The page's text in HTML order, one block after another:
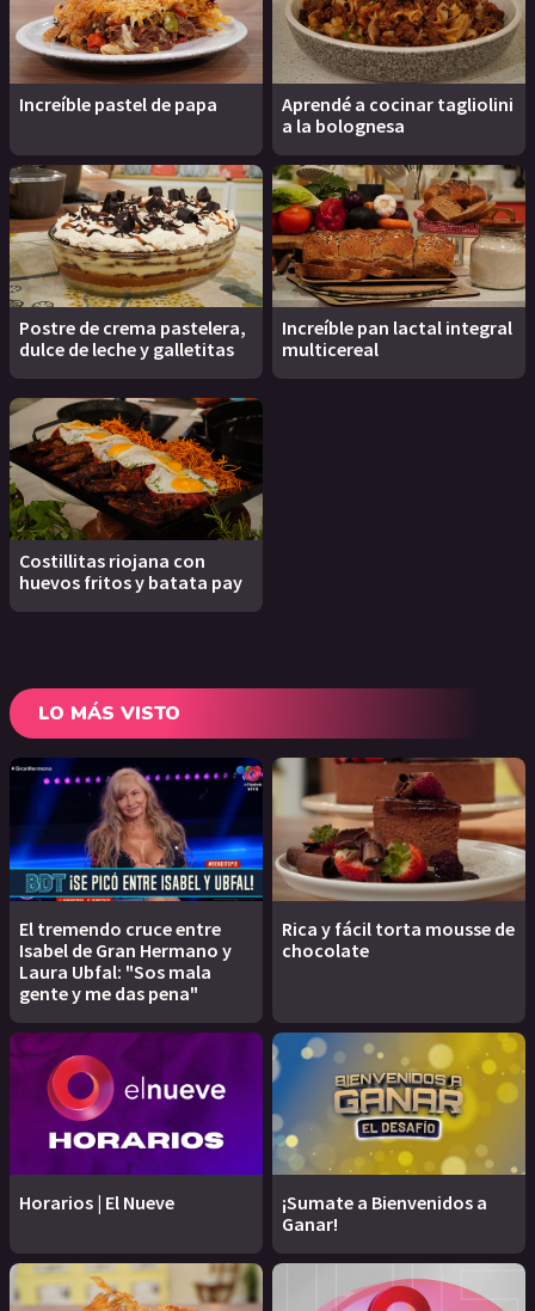
Increíble pastel de papa
Aprendé a cocinar tagliolini
a la bolognesa
Postre de crema pastelera,
dulce de leche y galletitas
Increíble pan lactal integral
multicereal
Costillitas riojana con
huevos fritos y batata pay
LO MÁS VISTO
El tremendo cruce entre
Isabel de Gran Hermano y
Laura Ubfal: "Sos mala
gente y me das pena"
Rica y fácil torta mousse de
chocolate
Horarios | El Nueve
¡Sumate a Bienvenidos a
Ganar!